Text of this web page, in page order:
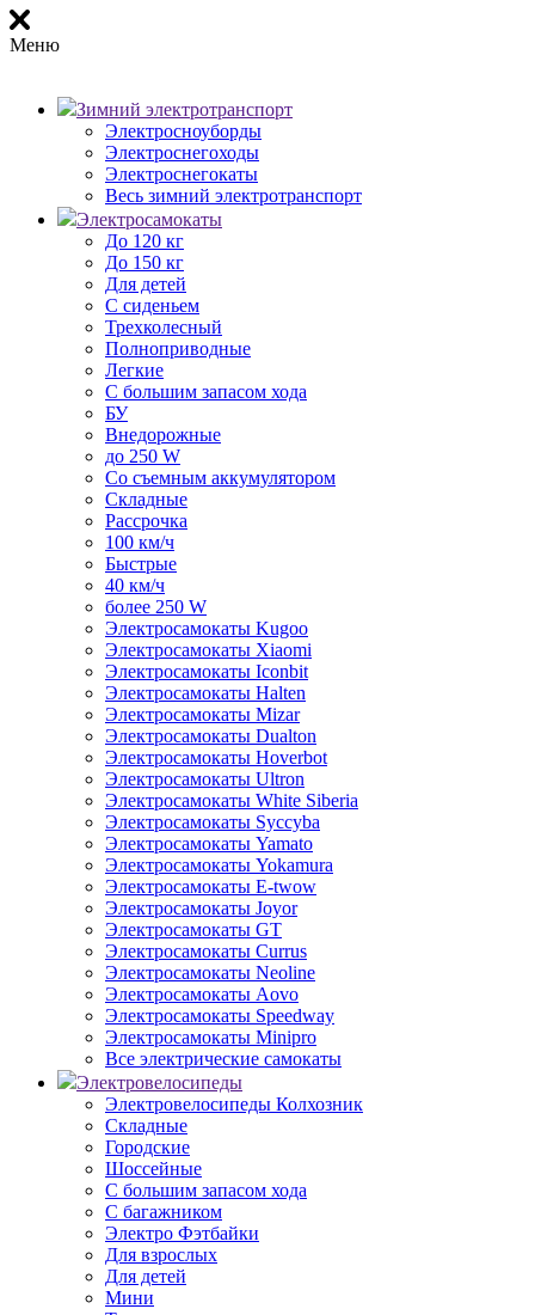
Меню
Зимний электротранспорт
Электросноуборды
Электроснегоходы
Электроснегокаты
Весь зимний электротранспорт
Электросамокаты
До 120 кг
До 150 кг
Для детей
С сиденьем
Трехколесный
Полноприводные
Легкие
С большим запасом хода
БУ
Внедорожные
до 250 W
Со съемным аккумулятором
Складные
Рассрочка
100 км/ч
Быстрые
40 км/ч
более 250 W
Электросамокаты Kugoo
Электросамокаты Xiaomi
Электросамокаты Iconbit
Электросамокаты Halten
Электросамокаты Mizar
Электросамокаты Dualton
Электросамокаты Hoverbot
Электросамокаты Ultron
Электросамокаты White Siberia
Электросамокаты Syccyba
Электросамокаты Yamato
Электросамокаты Yokamura
Электросамокаты E-twow
Электросамокаты Joyor
Электросамокаты GT
Электросамокаты Currus
Электросамокаты Neoline
Электросамокаты Aovo
Электросамокаты Speedway
Электросамокаты Minipro
Все электрические самокаты
Электровелосипеды
Электровелосипеды Колхозник
Складные
Городские
Шоссейные
С большим запасом хода
С багажником
Электро Фэтбайки
Для взрослых
Для детей
Мини